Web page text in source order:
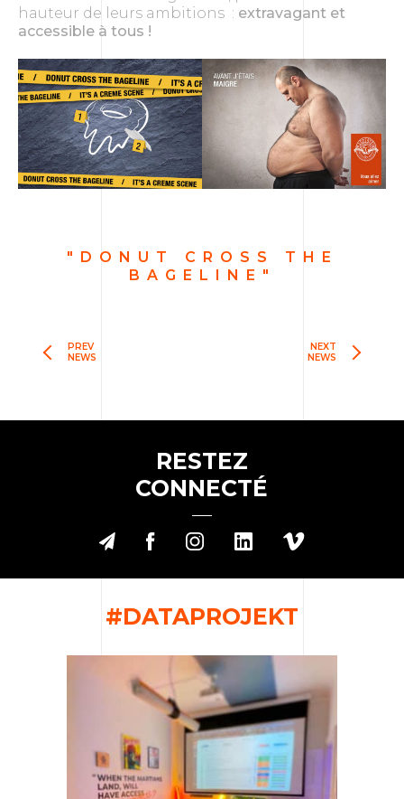
hauteur de leurs ambitions : extravagant et
accessible à tous !
"DONUT CROSS THE
BAGELINE"
PREV
NEWS
NEXT
NEWS
RESTEZ
CONNECTÉ
#DATAPROJEKT